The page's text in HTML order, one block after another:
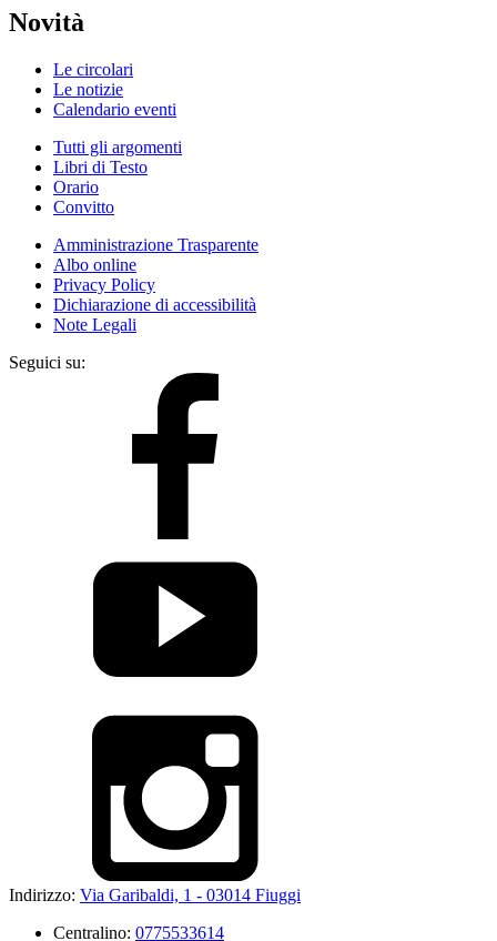
Novità
Le circolari
Le notizie
Calendario eventi
Tutti gli argomenti
Libri di Testo
Orario
Convitto
Amministrazione Trasparente
Albo online
Privacy Policy
Dichiarazione di accessibilità
Note Legali
Seguici su:
Indirizzo: Via Garibaldi, 1 - 03014 Fiuggi
Centralino: 0775533614